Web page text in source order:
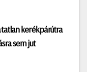
kerékpárútra
sem jut